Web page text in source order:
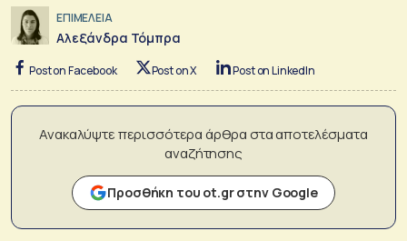
ΕΠΙΜΕΛΕΙΑ
Αλεξάνδρα Τόμπρα
Post on Facebook Post on X Post on LinkedIn
Ανακαλύψτε περισσότερα άρθρα στα αποτελέσματα
αναζήτησης
Προσθήκη του ot.gr στην Google